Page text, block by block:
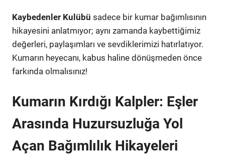
Kaybedenler Kulübü sadece bir kumar bağımlısının
hikayesini anlatmıyor; aynı zamanda kaybettiğimiz
değerleri, paylaşımları ve sevdiklerimizi hatırlatıyor.
Kumarın heyecanı, kabus haline dönüşmeden önce
farkında olmalısınız!
Kumarın Kırdığı Kalpler: Eşler
Arasında Huzursuzluğa Yol
Açan Bağımlılık Hikayeleri